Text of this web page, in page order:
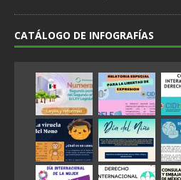
CATÁLOGO DE INFOGRAFÍAS